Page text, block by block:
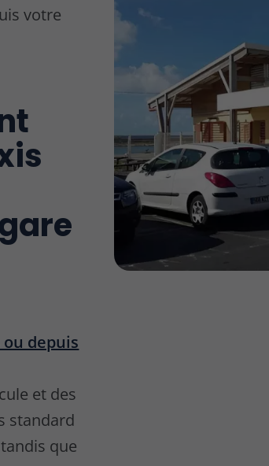
votre
depuis
et des
standard
que